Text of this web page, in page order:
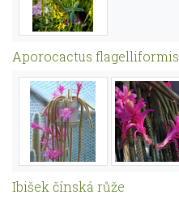
Aporocactus flagelliformis
Ibišek čínská růže